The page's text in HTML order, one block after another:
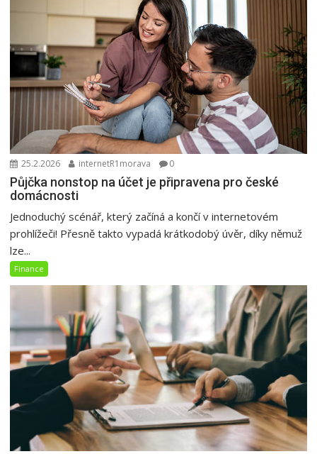
25.2.2026 internetR1morava 0
Půjčka nonstop na účet je připravena pro české
domácnosti
Jednoduchý scénář, který začíná a končí v internetovém
prohlížeči! Přesně takto vypadá krátkodobý úvěr, díky němuž
lze...
Finance